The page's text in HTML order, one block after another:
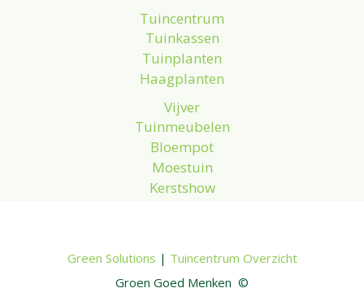
Tuincentrum
Tuinkassen
Tuinplanten
Haagplanten
Vijver
Tuinmeubelen
Bloempot
Moestuin
Kerstshow
Groen Goed Menken ©
Green Solutions | Tuincentrum Overzicht